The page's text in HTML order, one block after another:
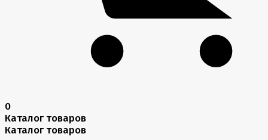
0
Каталог товаров
Каталог товаров